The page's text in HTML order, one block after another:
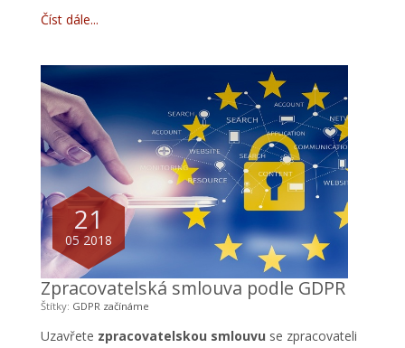
Číst dále
21
05 2018
Zpracovatelská smlouva podle GDPR
Štítky: GDPR začínáme
Uzavřete zpracovatelskou smlouvu se zpracovateli